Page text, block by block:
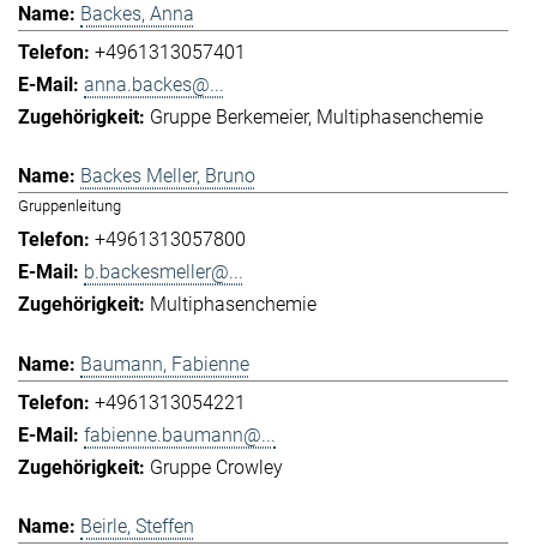
Backes, Anna
+4961313057401
anna.backes@...
Gruppe Berkemeier Multiphasenchemie
Backes Meller, Bruno
Gruppenleitung
+4961313057800
b.backesmeller@...
Multiphasenchemie
Baumann, Fabienne
+4961313054221
fabienne.baumann@...
Gruppe Crowley
Beirle, Steffen